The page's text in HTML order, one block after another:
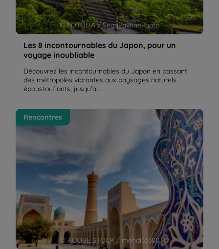
© FOTOLIA / SeanPavonePhoto
Les 8 incontournables du Japon, pour un
voyage inoubliable
Découvrez les incontournables du Japon en passant
des métropoles vibrantes aux paysages naturels
époustouflants, jusqu'à...
Véronique, de retour d'Ouzbékistan | La Balaguère
© ADOBE STOCK / mehdi33300
Rencontres